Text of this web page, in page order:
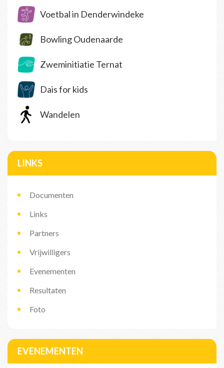
Voetbal in Denderwindeke
Bowling Oudenaarde
Zweminitiatie Ternat
Dais for kids
Wandelen
LINKS
Documenten
Links
Partners
Vrijwilligers
Evenementen
Resultaten
Foto
EVENEMENTEN